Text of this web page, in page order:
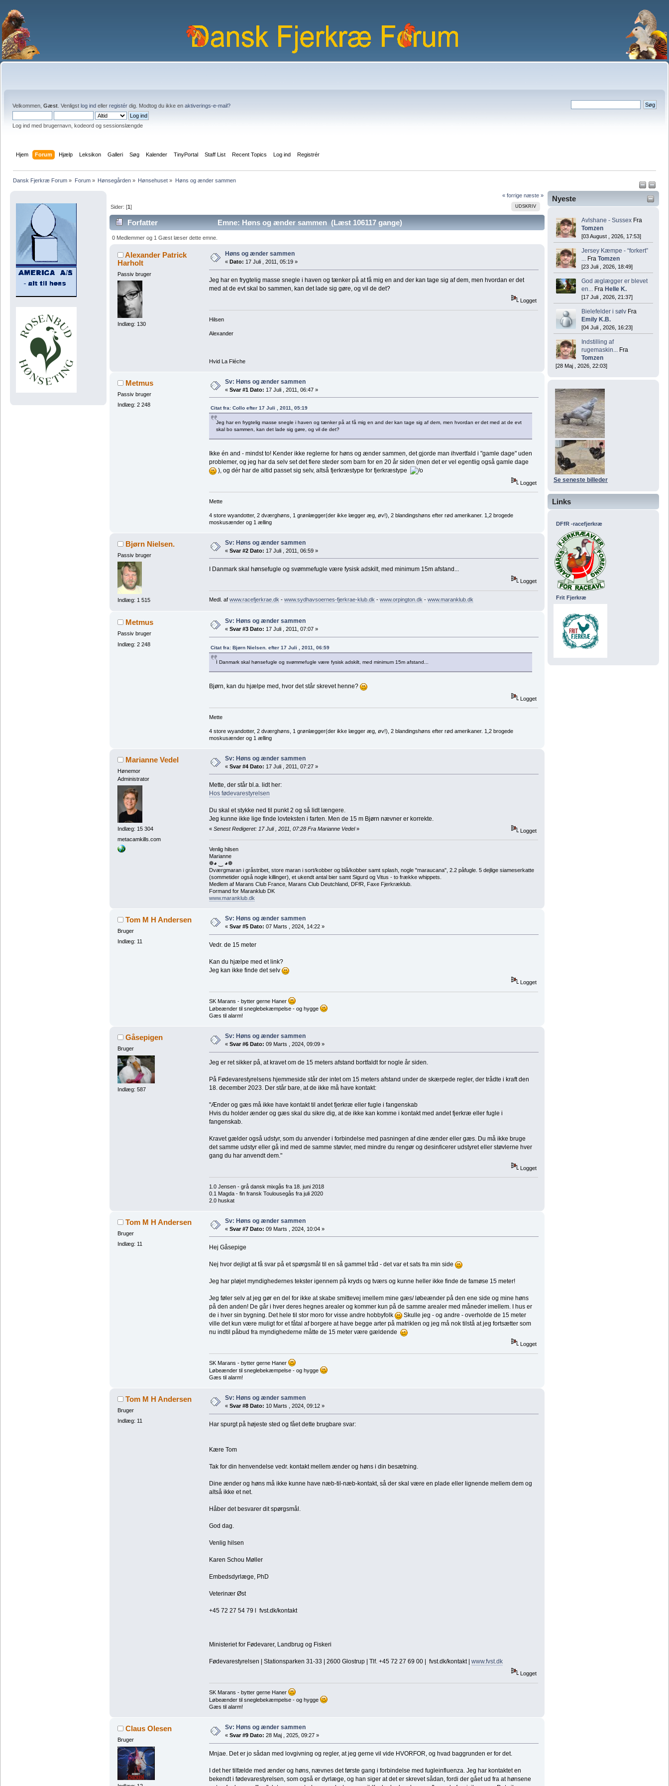
Velkommen, Gæst . Venligst log ind eller registér dig. Modtog du ikke en aktiverings-e-mail?
Log ind med brugernavn, kodeord og sessionslængde
Hjem Forum Hjælp Leksikon Galleri Søg Kalender TinyPortal Staff List Recent Topics Log ind Registrér
Dansk Fjerkræ Forum » Forum» Hønsegården» Hønsehuset » Høns og ænder sammen
Nyeste
Avlshane - Sussex Fra
Tomzen
[03 August , 2026, 17:53]
Jersey Kæmpe - “forkert”
... Fra Tomzen
[23 Juli , 2026, 18:49]
God æglægger er blevet
en... Fra Helle K.
[17 Juli , 2026, 21:37]
Bielefelder i sølv Fra
Emily K.B.
[04 Juli , 2026, 16:23]
Indstilling af
rugemaskin... Fra
Tomzen
[28 Maj , 2026, 22:03]
Se seneste billeder
Links
DFfR -racefjerkræ
Frit Fjerkræ
« forrige næste »
UDSKRIV
Sider: [1]
Forfatter Emne: Høns og ænder sammen (Læst 106117 gange)
0 Medlemmer og 1 Gæst læser dette emne.
Alexander Patrick
Harholt
Passiv bruger
Indlæg: 130
Høns og ænder sammen
« Dato: 17 Juli , 2011, 05:19 »
Jeg har en frygtelig masse snegle i haven og tænker på at få mig en and der kan tage sig af dem, men hvordan er det
med at de evt skal bo sammen, kan det lade sig gøre, og vil de det?
Logget
Hilsen
Alexander
Hvid La Fléche
Metmus
Passiv bruger
Indlæg: 2 248
Sv: Høns og ænder sammen
« Svar #1 Dato: 17 Juli , 2011, 06:47 »
Citat fra: Collo efter 17 Juli , 2011, 05:19
Jeg har en frygtelig masse snegle i haven og tænker på at få mig en and der kan tage sig af dem, men hvordan er det med at de evt
skal bo sammen, kan det lade sig gøre, og vil de det?
Ikke én and - mindst to! Kender ikke reglerne for høns og ænder sammen, det gjorde man ihvertfald i "gamle dage" uden
problemer, og jeg har da selv set det flere steder som barn for en 20 år siden (men det er vel egentlig også gamle dage
), og dér har de altid passet sig selv, altså fjerkræstype for fjerkræstype
Logget
Mette
4 store wyandotter, 2 dværghøns, 1 grønlægger(der ikke lægger æg, øv!), 2 blandingshøns efter rød amerikaner. 1,2 brogede
moskusænder og 1 ælling
Bjørn Nielsen.
Passiv bruger
Indlæg: 1 515
Sv: Høns og ænder sammen
« Svar #2 Dato: 17 Juli , 2011, 06:59 »
I Danmark skal hønsefugle og svømmefugle være fysisk adskilt, med minimum 15m afstand...
Logget
Medl. af www.racefjerkrae.dk - www.sydhavsoernes-fjerkrae-klub.dk - www.orpington.dk - www.maranklub.dk
Metmus
Passiv bruger
Indlæg: 2 248
Sv: Høns og ænder sammen
« Svar #3 Dato: 17 Juli , 2011, 07:07 »
Citat fra: Bjørn Nielsen. efter 17 Juli , 2011, 06:59
I Danmark skal hønsefugle og svømmefugle være fysisk adskilt, med minimum 15m afstand...
Bjørn, kan du hjælpe med, hvor det står skrevet henne?
Logget
Mette
4 store wyandotter, 2 dværghøns, 1 grønlægger(der ikke lægger æg, øv!), 2 blandingshøns efter rød amerikaner. 1,2 brogede
moskusænder og 1 ælling
Marianne Vedel
Hønemor
Administrator
Indlæg: 15 304
metacamkills.com
Sv: Høns og ænder sammen
« Svar #4 Dato: 17 Juli , 2011, 07:27 »
Mette, der står bl.a. lidt her:
Hos fødevarestyrelsen
Du skal et stykke ned til punkt 2 og så lidt længere.
Jeg kunne ikke lige finde lovteksten i farten. Men de 15 m Bjørn nævner er korrekte.
« Senest Redigeret: 17 Juli , 2011, 07:28 Fra Marianne Vedel» Logget
Venlig hilsen
Marianne
❁◕ ‿ ◕❁
Dværgmaran i gråstribet, store maran i sort/kobber og blå/kobber samt splash, nogle "maraucana", 2.2 påfugle. 5 dejlige siameserkatte
(sommetider også nogle killinger), et ukendt antal bier samt Sigurd og Vitus - to frække whippets.
Medlem af Marans Club France, Marans Club Deutchland, DFfR, Faxe Fjerkræklub.
Formand for Maranklub DK
www.maranklub.dk
Tom M H Andersen
Bruger
Indlæg: 11
Sv: Høns og ænder sammen
« Svar #5 Dato: 07 Marts , 2024, 14:22 »
Vedr. de 15 meter
Kan du hjælpe med et link?
Jeg kan ikke finde det selv
Logget
SK Marans - bytter gerne Haner
Løbeænder til sneglebekæmpelse - og hygge
Gæs til alarm!
Gåsepigen
Bruger
Indlæg: 587
Sv: Høns og ænder sammen
« Svar #6 Dato: 09 Marts , 2024, 09:09 »
Jeg er ret sikker på, at kravet om de 15 meters afstand bortfaldt for nogle år siden.
På Fødevarestyrelsens hjemmeside står der intet om 15 meters afstand under de skærpede regler, der trådte i kraft den
18. december 2023. Der står bare, at de ikke må have kontakt:
"Ænder og gæs må ikke have kontakt til andet fjerkræ eller fugle i fangenskab
Hvis du holder ænder og gæs skal du sikre dig, at de ikke kan komme i kontakt med andet fjerkræ eller fugle i
fangenskab.
Kravet gælder også udstyr, som du anvender i forbindelse med pasningen af dine ænder eller gæs. Du må ikke bruge
det samme udstyr eller gå ind med de samme støvler, med mindre du rengør og desinficerer udstyret eller støvlerne hver
gang du har anvendt dem."
Logget
1.0 Jensen - grå dansk mixgås fra 18. juni 2018
0.1 Magda - fin fransk Toulousegås fra juli 2020
2.0 huskat
Tom M H Andersen
Bruger
Indlæg: 11
Sv: Høns og ænder sammen
« Svar #7 Dato: 09 Marts , 2024, 10:04 »
Hej Gåsepige
Nej hvor dejligt at få svar på et spørgsmål til en så gammel tråd - det var et sats fra min side
Jeg har pløjet myndighedernes tekster igennem på kryds og tværs og kunne heller ikke finde de famøse 15 meter!
Jeg føler selv at jeg gør en del for ikke at skabe smittevej imellem mine gæs/ løbeænder på den ene side og mine høns
på den anden! De går i hver deres hegnes arealer og kommer kun på de samme arealer med måneder imellem. I hus er
de i hver sin bygning. Det hele til stor moro for visse andre hobbyfolk
Skulle jeg - og andre - overholde de 15 meter
ville det kun være muligt for et fåtal af borgere at have begge arter på matriklen og jeg må nok tilstå at jeg fortsætter som
nu indtil påbud fra myndighederne måtte de 15 meter være gældende
Logget
SK Marans - bytter gerne Haner
Løbeænder til sneglebekæmpelse - og hygge
Gæs til alarm!
Tom M H Andersen
Bruger
Indlæg: 11
Sv: Høns og ænder sammen
« Svar #8 Dato: 10 Marts , 2024, 09:12 »
Har spurgt på højeste sted og fået dette brugbare svar:
Kære Tom
Tak for din henvendelse vedr. kontakt mellem ænder og høns i din besætning.
Dine ænder og høns må ikke kunne have næb-til-næb-kontakt, så der skal være en plade eller lignende mellem dem og
altså ikke et net.
Håber det besvarer dit spørgsmål.
God dag.
Venlig hilsen
Karen Schou Møller
Embedsdyrlæge, PhD
Veterinær Øst
+45 72 27 54 79 l fvst.dk/kontakt
Ministeriet for Fødevarer, Landbrug og Fiskeri
Fødevarestyrelsen | Stationsparken 31-33 | 2600 Glostrup | Tlf. +45 72 27 69 00 | fvst.dk/kontakt | www.fvst.dk
Logget
SK Marans - bytter gerne Haner
Løbeænder til sneglebekæmpelse - og hygge
Gæs til alarm!
Claus Olesen
Bruger
Sv: Høns og ænder sammen
« Svar #9 Dato: 28 Maj , 2025, 09:27 »
Mnjae. Det er jo sådan med lovgivning og regler, at jeg gerne vil vide HVORFOR, og hvad baggrunden er for det.
I det her tilfælde med ænder og høns, nævnes det første gang i forbindelse med fugleinfluenza. Jeg har kontaktet en
bekendt i fødevarestyrelsen, som også er dyrlæge, og han siger at det er skrevet sådan, fordi der gået ud fra at hønsene